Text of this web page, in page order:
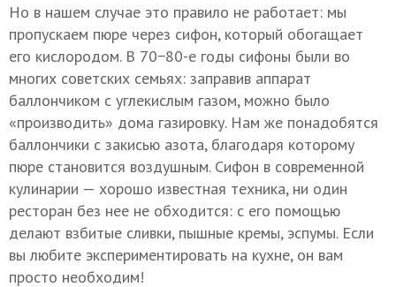
Но в нашем случае это правило не работает: мы
пропускаем пюре через сифон, который обогащает
его кислородом. В 70−80-е годы сифоны были во
многих советских семьях: заправив аппарат
баллончиком с углекислым газом, можно было
«производить» дома газировку. Нам же понадобятся
баллончики с закисью азота, благодаря которому
пюре становится воздушным. Сифон в современной
кулинарии — хорошо известная техника, ни один
ресторан без нее не обходится: с его помощью
делают взбитые сливки, пышные кремы, эспумы. Если
вы любите экспериментировать на кухне, он вам
просто необходим!